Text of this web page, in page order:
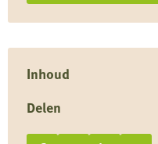
Inhoud
Delen